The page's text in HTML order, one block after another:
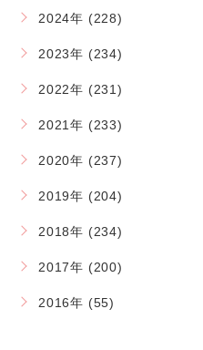
2024年 (228)
2023年 (234)
2022年 (231)
2021年 (233)
2020年 (237)
2019年 (204)
2018年 (234)
2017年 (200)
2016年 (55)